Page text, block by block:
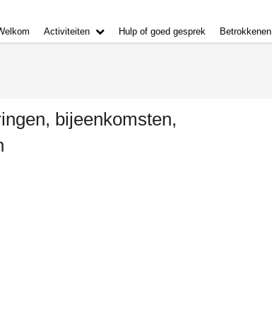
Activiteiten Hulp of goed gesprek Betrokkenen
bijeenkomsten,